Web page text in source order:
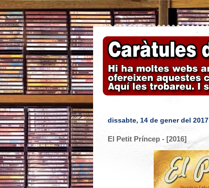
dissabte, 14 de gener del 2017
El Petit Príncep - [2016]